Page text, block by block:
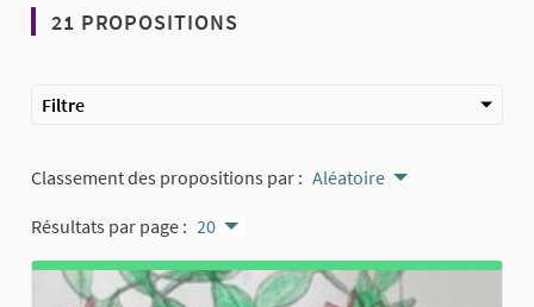
21 PROPOSITIONS
Filtre
Classement des propositions par : Aléatoire
Résultats par page : 20